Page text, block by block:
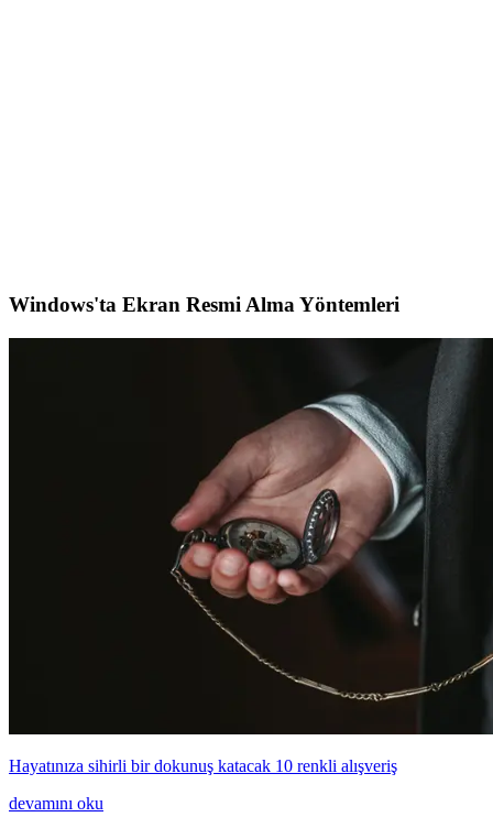
Windows'ta Ekran Resmi Alma Yöntemleri
Hayatınıza sihirli bir dokunuş katacak 10 renkli alışveriş
devamını oku